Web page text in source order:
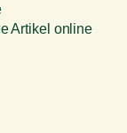
Artikel online